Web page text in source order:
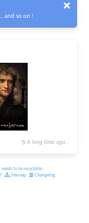
and so on !
A long time ago...
needs to be recyclable...
Sitemap Changelog